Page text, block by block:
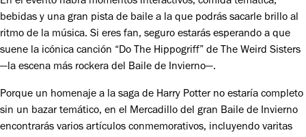
bebidas y una gran pista de baile a la que podrás sacarle brillo al
ritmo de la música. Si eres fan, seguro estarás esperando a que
suene la icónica canción “Do The Hippogriff” de The Weird Sisters
—la escena más rockera del Baile de Invierno—.
Porque un homenaje a la saga de Harry Potter no estaría completo
sin un bazar temático, en el Mercadillo del gran Baile de Invierno
encontrarás varios artículos conmemorativos, incluyendo varitas